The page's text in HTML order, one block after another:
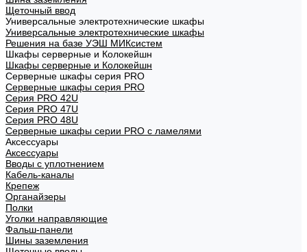
Щеточный ввод
Универсальные электротехнические шкафы
Универсальные электротехнические шкафы
Решения на базе УЭШ МИКсистем
Шкафы серверные и Колокейшн
Шкафы серверные и Колокейшн
Серверные шкафы серия PRO
Серверные шкафы серия PRO
Серия PRO 42U
Серия PRO 47U
Серия PRO 48U
Серверные шкафы серии PRO с ламелями
Аксессуары
Аксессуары
Вводы с уплотнением
Кабель-каналы
Крепеж
Органайзеры
Полки
Уголки направляющие
Фальш-панели
Шины заземления